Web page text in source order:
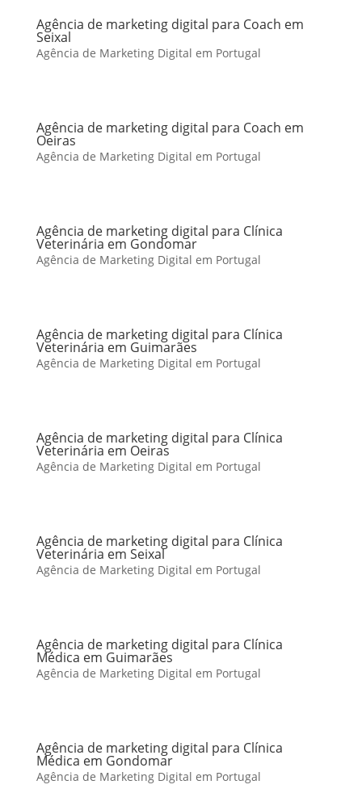
Agência de marketing digital para Coach em
Seixal
Agência de Marketing Digital em Portugal
Agência de marketing digital para Coach em
Oeiras
Agência de Marketing Digital em Portugal
Agência de marketing digital para Clínica
Veterinária em Gondomar
Agência de Marketing Digital em Portugal
Agência de marketing digital para Clínica
Veterinária em Guimarães
Agência de Marketing Digital em Portugal
Agência de marketing digital para Clínica
Veterinária em Oeiras
Agência de Marketing Digital em Portugal
Agência de marketing digital para Clínica
Veterinária em Seixal
Agência de Marketing Digital em Portugal
Agência de marketing digital para Clínica
Médica em Guimarães
Agência de Marketing Digital em Portugal
Agência de marketing digital para Clínica
Médica em Gondomar
Agência de Marketing Digital em Portugal